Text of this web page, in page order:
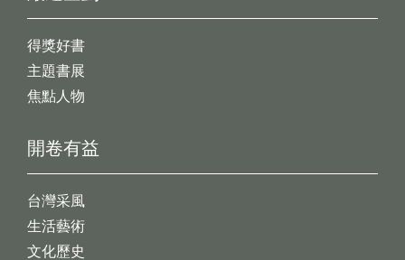
開卷有益
台灣采風
生活藝術
文化歷史
得獎好書
主題書展
焦點人物